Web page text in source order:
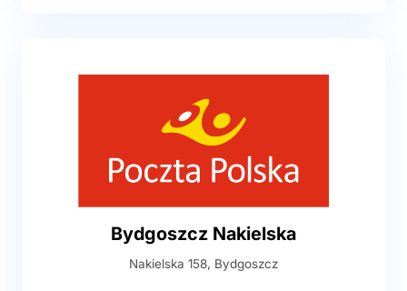
Bydgoszcz Nakielska
Nakielska 158, Bydgoszcz